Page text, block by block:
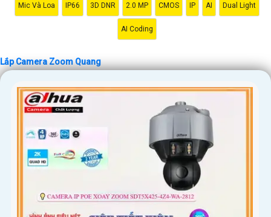
Hy vọng mẫu tư giới thiệu này sẽ giúp bạn thu hút được nhiều khách
hàng tiềm năng cho dịch vụ lắp Camera Zoom Quang của bạn!
Mic Và Loa IP66 3D DNR 2.0 MP CMOS IP AI Dual Light
AI Coding
Lắp Camera Zoom Quang